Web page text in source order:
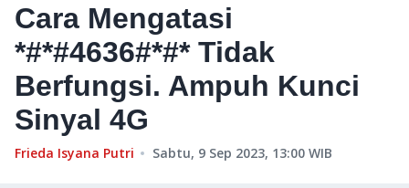
Cara Mengatasi
*#*#4636#*#* Tidak
Berfungsi. Ampuh Kunci
Sinyal 4G
Frieda Isyana Putri Sabtu, 9 Sep 2023, 13:00 WIB